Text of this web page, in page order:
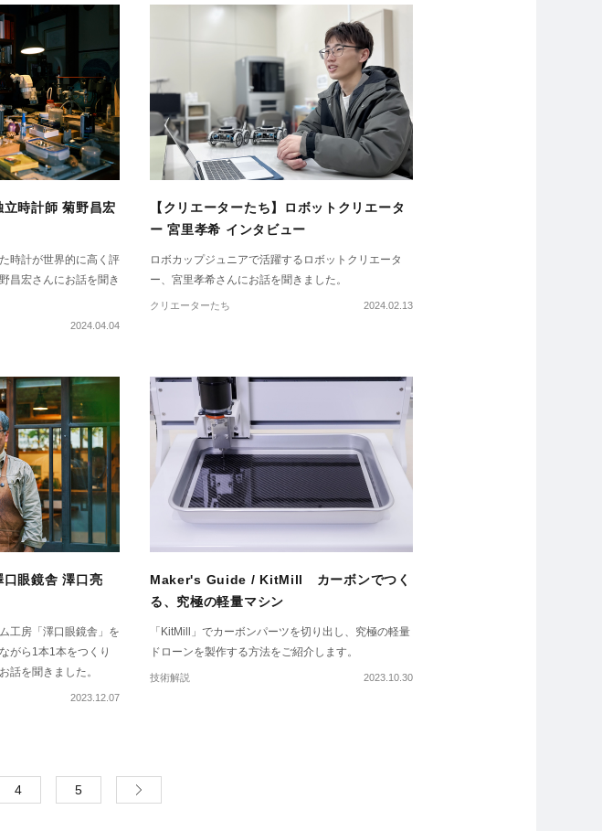
立時計師 菊野昌宏
時計が世界的に高く評
昌宏さんにお話を聞き
2024.04.04
【クリエーターたち】ロボットクリエータ
ー 宮里孝希 インタビュー
ロボカップジュニアで活躍するロボットクリエータ
ー、宮里孝希さんにお話を聞きました。
クリエーターたち 2024.02.13
口眼鏡舎 澤口亮
工房「澤口眼鏡舎」を
がら1本1本をつくり
話を聞きました。
2023.12.07
Maker's Guide / KitMill カーボンでつく
る、究極の軽量マシン
「KitMill」でカーボンパーツを切り出し、究極の軽量
ドローンを製作する方法をご紹介します。
技術解説 2023.10.30
4 5